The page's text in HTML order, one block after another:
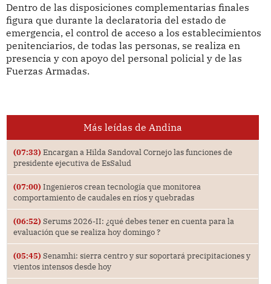
Dentro de las disposiciones complementarias finales
figura que durante la declaratoria del estado de
emergencia, el control de acceso a los establecimientos
penitenciarios, de todas las personas, se realiza en
presencia y con apoyo del personal policial y de las
Fuerzas Armadas.
Más leídas de Andina
(07:33) Encargan a Hilda Sandoval Cornejo las funciones de
presidente ejecutiva de EsSalud
(07:00) Ingenieros crean tecnología que monitorea
comportamiento de caudales en ríos y quebradas
(06:52) Serums 2026-II: ¿qué debes tener en cuenta para la
evaluación que se realiza hoy domingo ?
(05:45) Senamhi: sierra centro y sur soportará precipitaciones y
vientos intensos desde hoy